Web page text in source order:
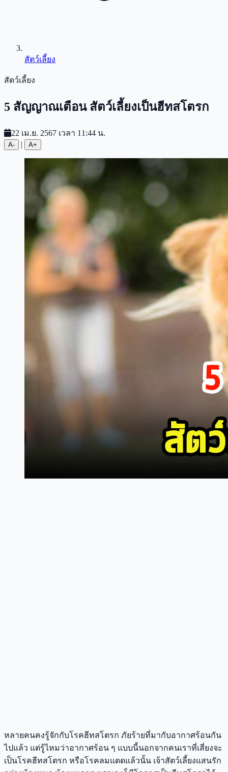
สัตว์เลี้ยง
สัตว์เลี้ยง
5 สัญญาณเตือน สัตว์เลี้ยงเป็นฮีทสโตรก
22 เม.ย. 2567 เวลา 11:44 น.
A- | A+
หลายคนคงรู้จักกับโรคฮีทสโตรก ภัยร้ายที่มากับอากาศร้อนกัน
ไปแล้ว แต่รู้ไหมว่าอากาศร้อน ๆ แบบนี้นอกจากคนเราที่เสี่ยงจะ
เป็นโรคฮีทสโตรก หรือโรคลมแดดแล้วนั้น เจ้าสัตว์เลี้ยงแสนรัก